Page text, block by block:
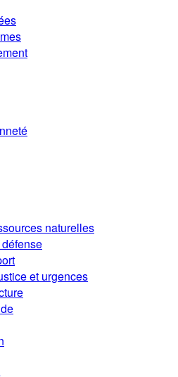
naturelles
et urgences